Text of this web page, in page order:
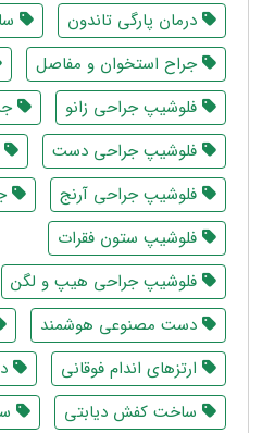
درمان پارگی تاندون
جراح استخوان و مفاصل
فلوشیپ جراحی زانو
فلوشیپ جراحی دست
فلوشیپ جراحی آرنج
فلوشیپ ستون فقرات
فلوشیپ جراحی هیپ و لگن
دست مصنوعی هوشمند
ارتزهای اندام فوقانی
ساخت کفش دیابتی